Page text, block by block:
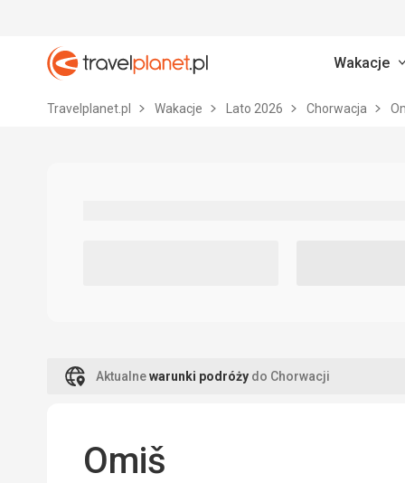
Travelplanet.pl
Wakacje
Travelplanet.pl Wakacje Lato 2026 Chorwacja
Aktualnewarunki podróży do Chorwacji
Omiš